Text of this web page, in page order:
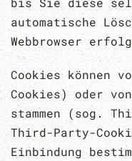
automatische
Webbrowser
Cookies können
Cookies) oder
stammen (sog.
Third-Party-
Einbindung